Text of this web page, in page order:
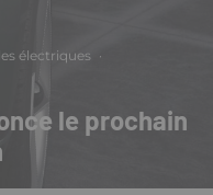
électriques ·
le prochain